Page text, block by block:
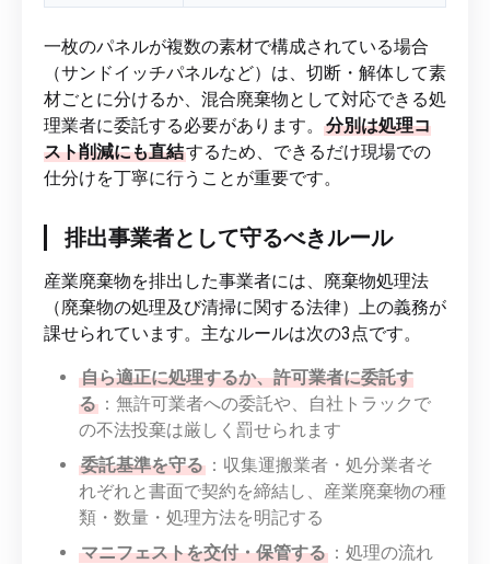
一枚のパネルが複数の素材で構成されている場合
（サンドイッチパネルなど）は、切断・解体して素
材ごとに分けるか、混合廃棄物として対応できる処
理業者に委託する必要があります。
分別は処理コ
スト削減にも直結するため、できるだけ現場での
仕分けを丁寧に行うことが重要です。
排出事業者として守るべきルール
産業廃棄物を排出した事業者には、廃棄物処理法
（廃棄物の処理及び清掃に関する法律）上の義務が
課せられています。主なルールは次の3点です。
自ら適正に処理するか、許可業者に委託す
る ：無許可業者への委託や、自社トラックで
の不法投棄は厳しく罰せられます
委託基準を守る ：収集運搬業者・処分業者そ
れぞれと書面で契約を締結し、産業廃棄物の種
類・数量・処理方法を明記する
マニフェストを交付・保管する ：処理の流れ